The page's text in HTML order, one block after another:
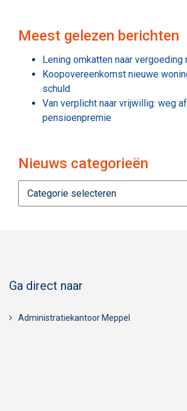
Meest gelezen berichten
Lening omkatten naar
Koopovereenkomst nieuwe
schuld
Van verplicht naar vrijwillig: weg
pensioenpremie
Nieuws categorieën
categorieën
Ga direct naar
Administratiekantoor Meppel